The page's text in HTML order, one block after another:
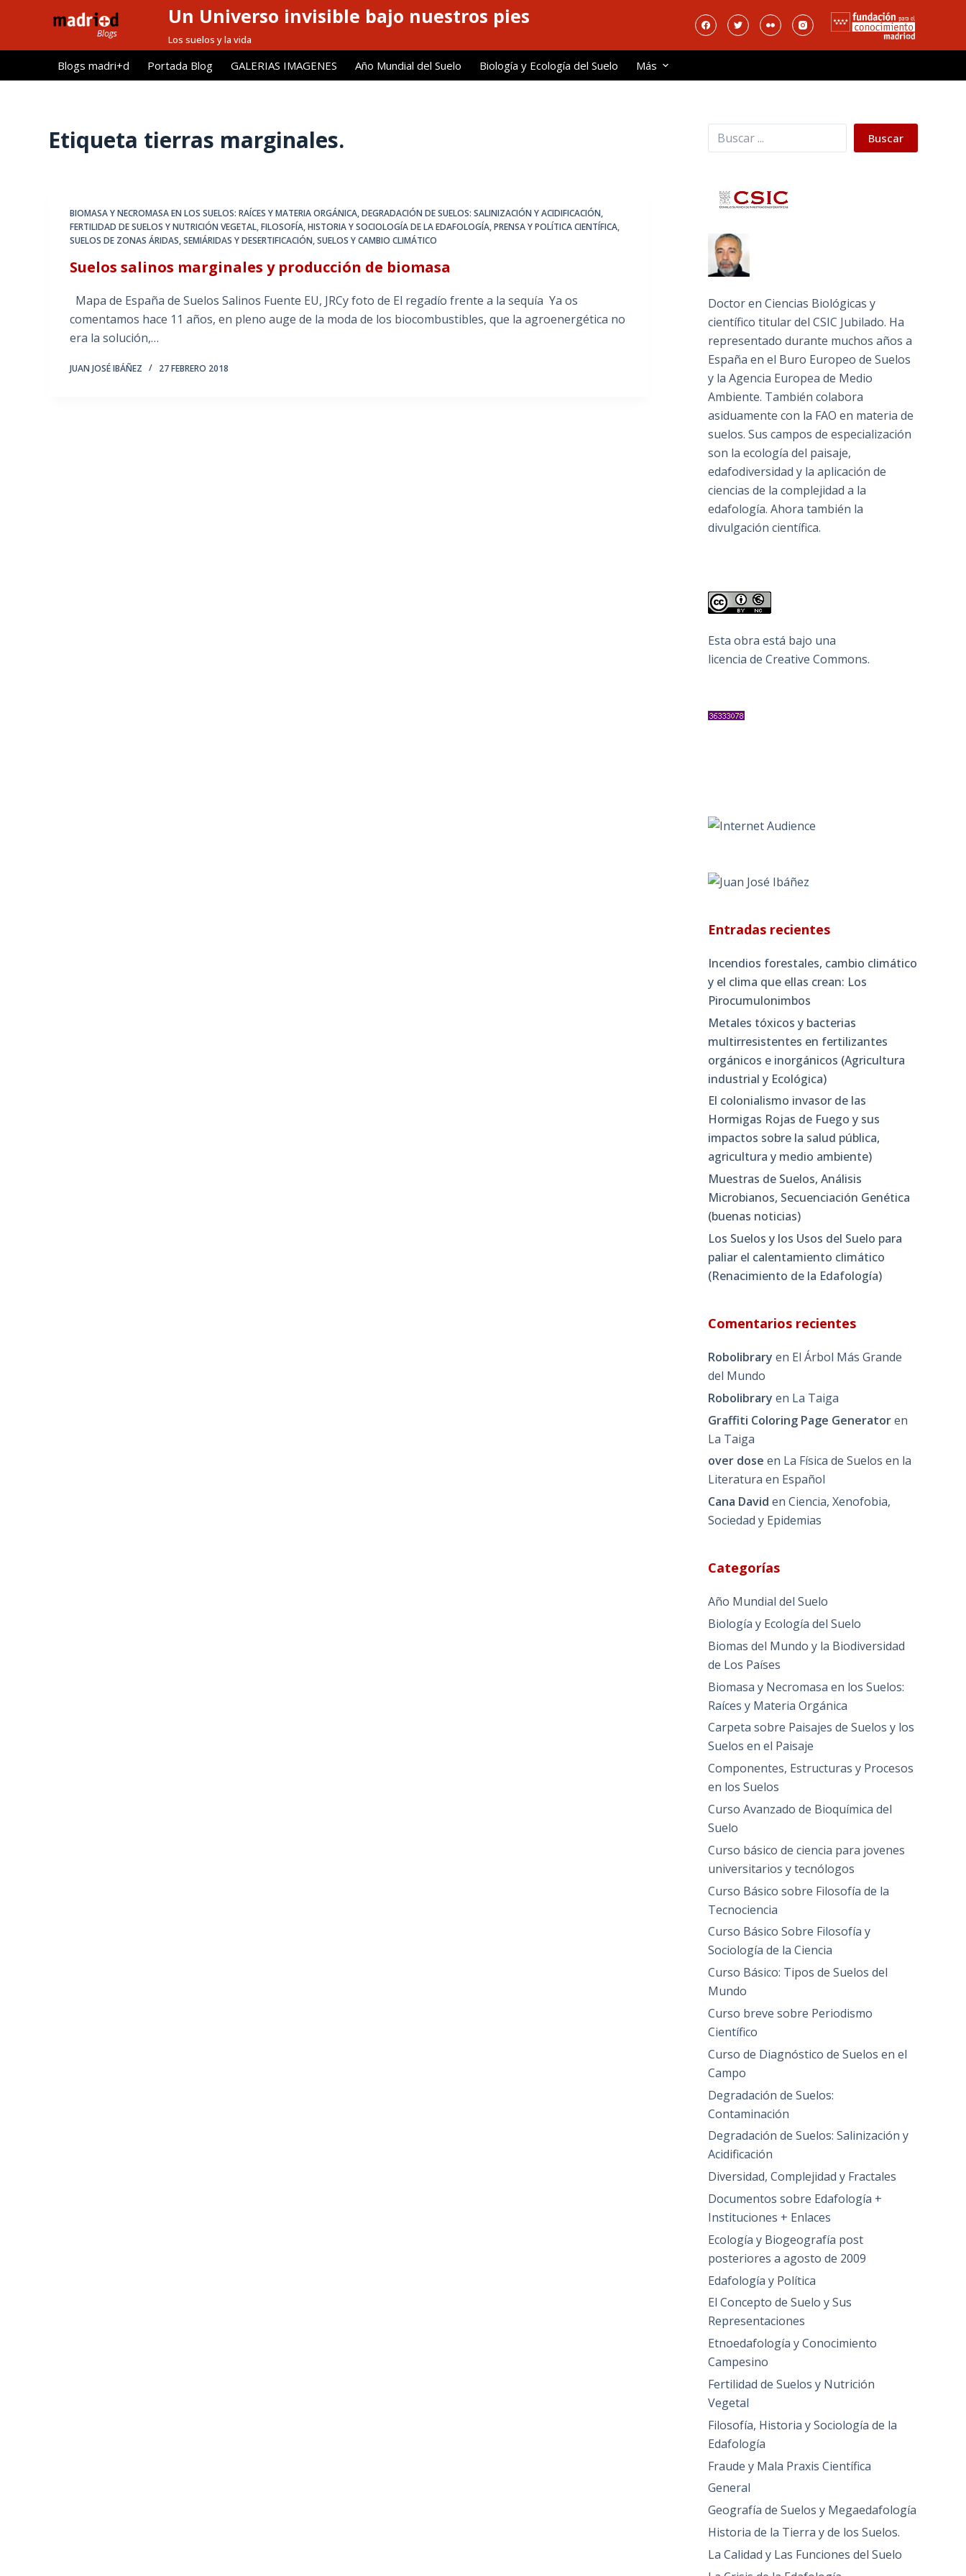
l
Un Universo invisible bajo nuestros pies
Los suelos y la vida
Blogs madri+d Portada Blog GALERIAS IMAGENES Año Mundial del Suelo Biología y Ecología del Suelo Más
Etiqueta tierras marginales.
BIOMASA Y NECROMASA EN LOS SUELOS: RAÍCES Y MATERIA ORGÁNICA,DEGRADACIÓN DE SUELOS: SALINIZACIÓN Y ACIDIFICACIÓN,
FERTILIDAD DE SUELOS Y NUTRICIÓN VEGETAL,FILOSOFÍA, HISTORIA Y SOCIOLOGÍA DE LA EDAFOLOGÍA,PRENSA Y POLÍTICA CIENTÍFICA,
SUELOS DE ZONAS ÁRIDAS, SEMIÁRIDAS Y DESERTIFICACIÓN,SUELOS Y CAMBIO CLIMÁTICO
Suelos salinos marginales y producción de biomasa
Mapa de España de Suelos Salinos Fuente EU, JRCy foto de El regadío frente a la sequía Ya os
comentamos hace 11 años, en pleno auge de la moda de los biocombustibles, que la agroenergética no
era la solución,…
JUAN JOSÉ IBÁÑEZ 27 FEBRERO 2018
Buscar Buscar
Doctor en Ciencias Biológicas y
científico titular del CSIC Jubilado. Ha
representado durante muchos años a
España en el Buro Europeo de Suelos
y la Agencia Europea de Medio
Ambiente. También colabora
asiduamente con la FAO en materia de
suelos. Sus campos de especialización
son la ecología del paisaje,
edafodiversidad y la aplicación de
ciencias de la complejidad a la
edafología. Ahora también la
divulgación científica.
Esta obra está bajo una
licencia de Creative Commons.
Entradas recientes
Incendios forestales, cambio climático
y el clima que ellas crean: Los
Pirocumulonimbos
Metales tóxicos y bacterias
multirresistentes en fertilizantes
orgánicos e inorgánicos (Agricultura
industrial y Ecológica)
El colonialismo invasor de las
Hormigas Rojas de Fuego y sus
impactos sobre la salud pública,
agricultura y medio ambiente)
Muestras de Suelos, Análisis
Microbianos, Secuenciación Genética
(buenas noticias)
Los Suelos y los Usos del Suelo para
paliar el calentamiento climático
(Renacimiento de la Edafología)
Comentarios recientes
Robolibrary en El Árbol Más Grande
del Mundo
Robolibrary en La Taiga
Graffiti Coloring Page Generatoren
La Taiga
over dose en La Física de Suelos en la
Literatura en Español
Cana David enCiencia, Xenofobia,
Sociedad y Epidemias
Categorías
Año Mundial del Suelo
Biología y Ecología del Suelo
Biomas del Mundo y la Biodiversidad
de Los Países
Biomasa y Necromasa en los Suelos:
Raíces y Materia Orgánica
Carpeta sobre Paisajes de Suelos y los
Suelos en el Paisaje
Componentes, Estructuras y Procesos
en los Suelos
Curso Avanzado de Bioquímica del
Suelo
Curso básico de ciencia para jovenes
universitarios y tecnólogos
Curso Básico sobre Filosofía de la
Tecnociencia
Curso Básico Sobre Filosofía y
Sociología de la Ciencia
Curso Básico: Tipos de Suelos del
Mundo
Curso breve sobre Periodismo
Científico
Curso de Diagnóstico de Suelos en el
Campo
Degradación de Suelos:
Contaminación
Degradación de Suelos: Salinización y
Acidificación
Diversidad, Complejidad y Fractales
Documentos sobre Edafología +
Instituciones + Enlaces
Ecología y Biogeografía post
posteriores a agosto de 2009
Edafología y Política
El Concepto de Suelo y Sus
Representaciones
Etnoedafología y Conocimiento
Campesino
Fertilidad de Suelos y Nutrición
Vegetal
Filosofía, Historia y Sociología de la
Edafología
Fraude y Mala Praxis Científica
General
Geografía de Suelos y Megaedafología
Historia de la Tierra y de los Suelos.
La Calidad y Las Funciones del Suelo